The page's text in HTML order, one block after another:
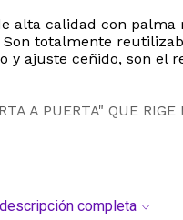
alta calidad con
totalmente
ajuste ceñido, son
A PUERTA" QUE
completa